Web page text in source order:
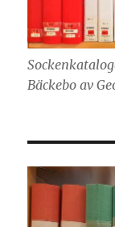
Bäckebo av